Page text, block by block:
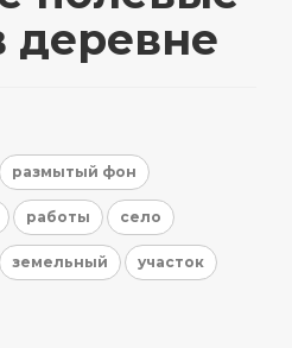
деревне
размытый фон
работы село
земельный участок